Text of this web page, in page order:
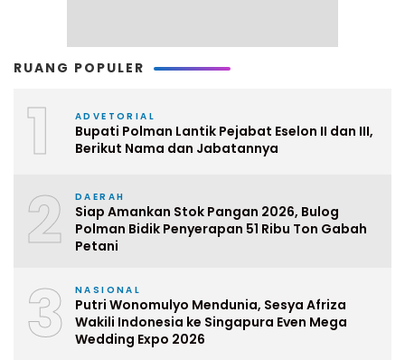
RUANG POPULER
1 ADVETORIAL
Bupati Polman Lantik Pejabat Eselon II dan III,
Berikut Nama dan Jabatannya
2 DAERAH
Siap Amankan Stok Pangan 2026, Bulog
Polman Bidik Penyerapan 51 Ribu Ton Gabah
Petani
3 NASIONAL
Putri Wonomulyo Mendunia, Sesya Afriza
Wakili Indonesia ke Singapura Even Mega
Wedding Expo 2026